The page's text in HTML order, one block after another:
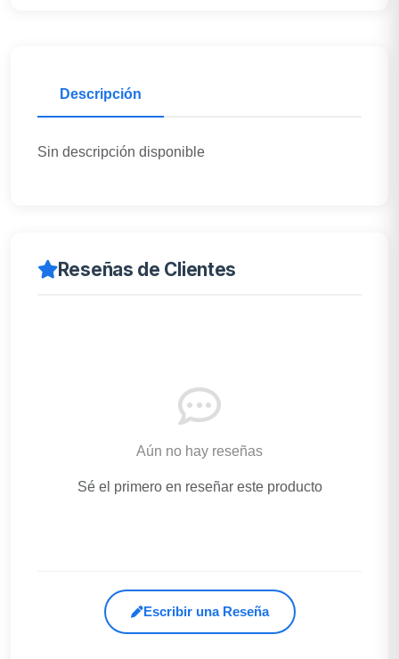
Descripción
Sin descripción disponible
Reseñas de Clientes
Aún no hay reseñas
Sé el primero en reseñar este producto
Escribir una Reseña